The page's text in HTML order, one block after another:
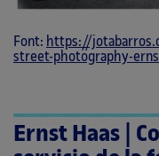
Font: https://
street-photography-
Ernst Haas |